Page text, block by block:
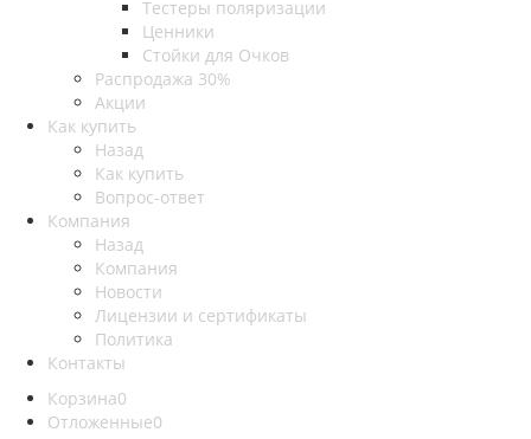
Тестеры поляризации
Ценники
Стойки для Очков
Распродажа 30%
Акции
Как купить
Назад
Как купить
Вопрос-ответ
Компания
Назад
Компания
Новости
Лицензии и сертификаты
Политика
Контакты
Корзина0
Отложенные0